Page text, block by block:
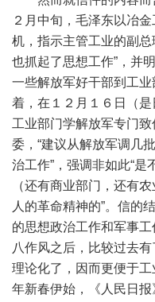
２月中旬，毛泽东以冶
机，指示主管工业的副
也抓起了思想工作”，并
一些解放军好干部到工
着，在１２月１６日（
工业部门学解放军专门
委，“建议从解放军调几
治工作”，强调非如此“
（还有商业部门，还有
人的革命精神的”。信的
的思想政治工作和军事
八作风之后，比较过去
理论化了，因而更便于工
年新春伊始，《人民日